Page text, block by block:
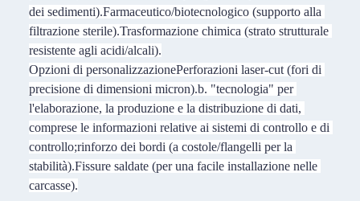
dei sedimenti).Farmaceutico/biotecnologico (supporto alla
filtrazione sterile).Trasformazione chimica (strato strutturale
resistente agli acidi/alcali).
Opzioni di personalizzazionePerforazioni laser-cut (fori di
precisione di dimensioni micron).b. "tecnologia" per
l'elaborazione, la produzione e la distribuzione di dati,
comprese le informazioni relative ai sistemi di controllo e di
controllo;rinforzo dei bordi (a costole/flangelli per la
stabilità).Fissure saldate (per una facile installazione nelle
carcasse).